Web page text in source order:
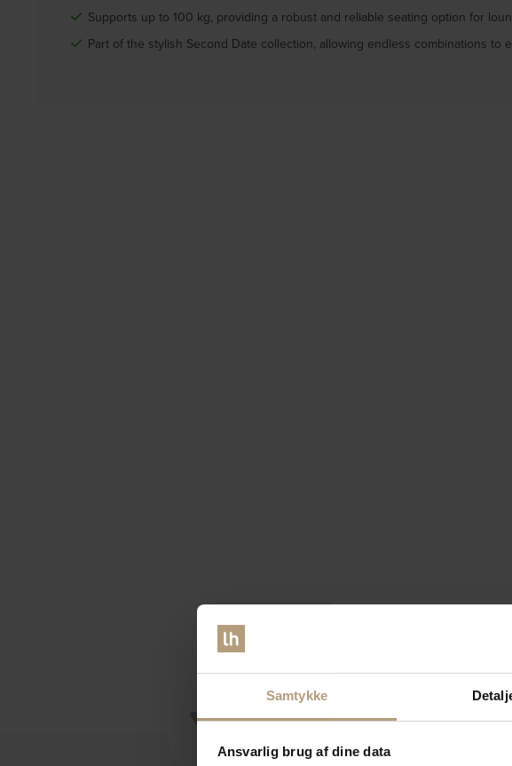
Samtykke
Ansvarlig brug af dine data
Supports up to 100 kg, providing a robust and reliable seating option for
Part of the stylish Second Date collection, allowing endless combinations to